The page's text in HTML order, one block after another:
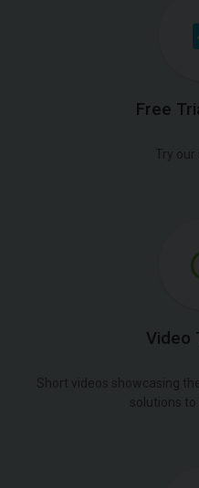
Free
Try our
Video
Short videos showcasing
solutions